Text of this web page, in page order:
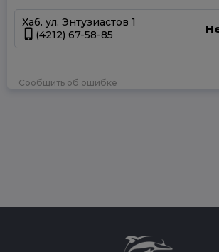
Хаб. ул. Энтузиастов 1
(4212) 67-58-85
Сообщить об ошибке